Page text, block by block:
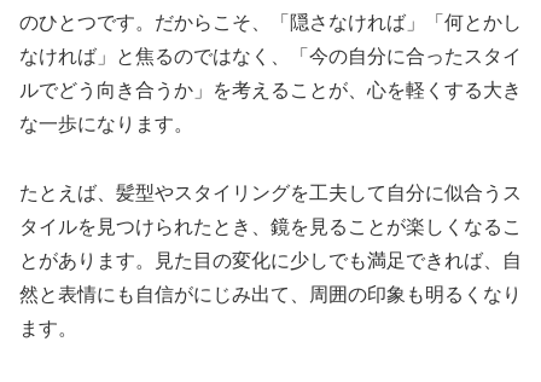
のひとつです。だからこそ、「隠さなければ」「何とかし
なければ」と焦るのではなく、「今の自分に合ったスタイ
ルでどう向き合うか」を考えることが、心を軽くする大き
な一歩になります。
たとえば、髪型やスタイリングを工夫して自分に似合うス
タイルを見つけられたとき、鏡を見ることが楽しくなるこ
とがあります。見た目の変化に少しでも満足できれば、自
然と表情にも自信がにじみ出て、周囲の印象も明るくなり
ます。